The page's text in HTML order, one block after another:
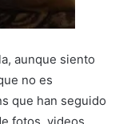
aunque siento
no es
que han seguido